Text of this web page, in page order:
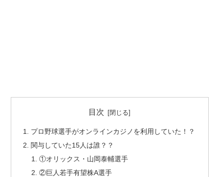
目次
プロ野球選手がオンラインカジノを利用していた！？
関与していた15人は誰？？
①オリックス・山岡泰輔選手
②巨人若手有望株A選手